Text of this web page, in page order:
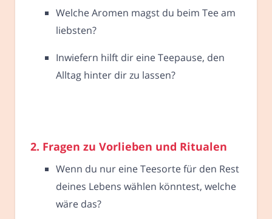
Welche Aromen magst du beim Tee am
liebsten?
Inwiefern hilft dir eine Teepause, den
Alltag hinter dir zu lassen?
2. Fragen zu Vorlieben und Ritualen
Wenn du nur eine Teesorte für den Rest
deines Lebens wählen könntest, welche
wäre das?